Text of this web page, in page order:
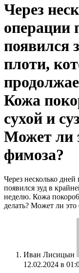
Через
операции
появился
плоти,
Кожа
сухой и
Может ли
фимоза?
Через несколько
появился зуд в
неделю. Кожа
делать? Может ли
Иван Лисицын
12.02.2024 в